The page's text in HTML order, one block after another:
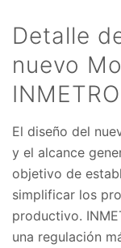
Detalle
nuevo
INMETRO
El diseño del
y el alcance
objetivo de
simplificar los
productivo.
una regulación